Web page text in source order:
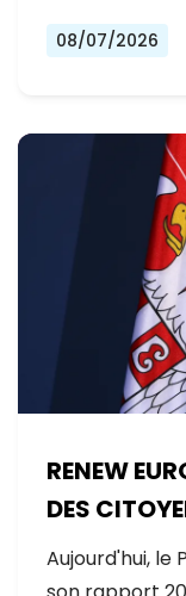
08/07/2026
RENEW
DES
RÉFORMES
Aujourd'hui,